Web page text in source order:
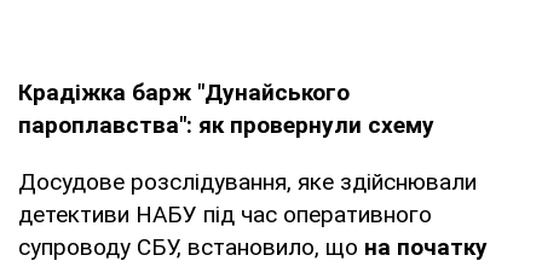
Крадіжка барж "Дунайського
пароплавства": як провернули схему
Досудове розслідування, яке здійснювали
детективи НАБУ під час оперативного
супроводу СБУ, встановило, що на початку